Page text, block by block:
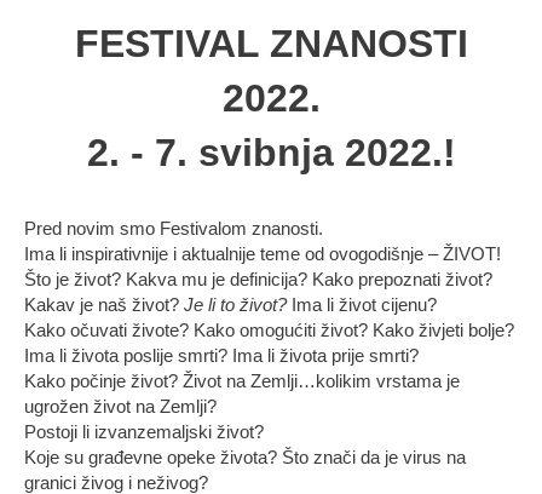
FESTIVAL ZNANOSTI
2022.
2. - 7. svibnja 2022.!
Pred novim smo Festivalom znanosti.
Ima li inspirativnije i aktualnije teme od ovogodišnje – ŽIVOT!
Što je život? Kakva mu je definicija? Kako prepoznati život?
Kakav je naš život?Je li to život?Ima li život cijenu?
Kako očuvati živote? Kako omogućiti život? Kako živjeti bolje?
Ima li života poslije smrti? Ima li života prije smrti?
Kako počinje život? Život na Zemlji…kolikim vrstama je
ugrožen život na Zemlji?
Postoji li izvanzemaljski život?
Koje su građevne opeke života? Što znači da je virus na
granici živog i neživog?